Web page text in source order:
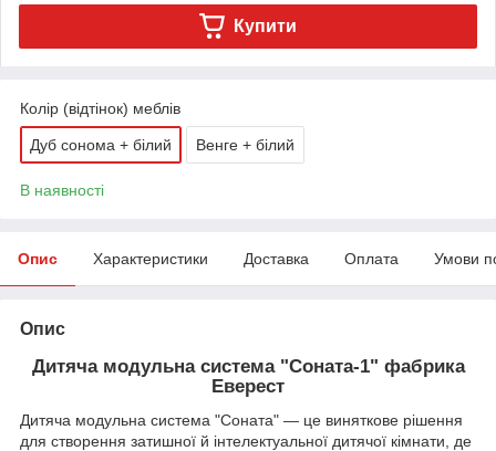
Купити
Колір (відтінок) меблів
Дуб сонома + білий Венге + білий
В наявності
Опис Характеристики Доставка Оплата Умови
Опис
Дитяча модульна система "Соната-1" фабрика
Еверест
Дитяча модульна система "Соната" — це виняткове рішення
для створення затишної й інтелектуальної дитячої кімнати, де